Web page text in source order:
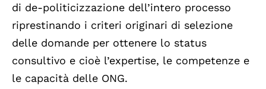
di de-politicizzazione dell’intero processo
riprestinando i criteri originari di selezione
delle domande per ottenere lo status
consultivo e cioè l’expertise, le competenze e
le capacità delle ONG.